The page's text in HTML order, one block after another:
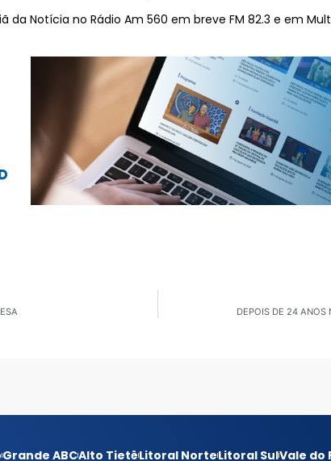
da Notícia no Rádio Am 560 em breve FM 82.3 e em
DEPOIS DE 24 ANOS
Grande ABCAlto TietêLitoral NorteLitoral SulVale do